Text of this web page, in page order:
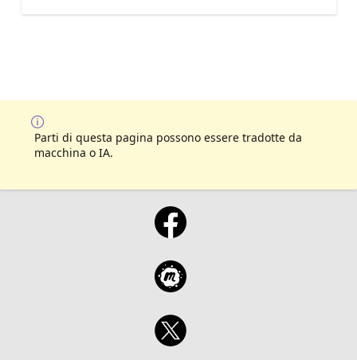
Parti di questa pagina possono essere tradotte da
macchina o IA.